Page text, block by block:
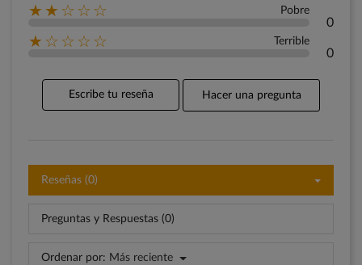
★★☆☆☆ Pobre
0
★☆☆☆☆ Terrible
0
Escribe tu reseña Hacer una pregunta
Reseñas (0)
Preguntas y Respuestas (0)
Ordenar por: Más reciente